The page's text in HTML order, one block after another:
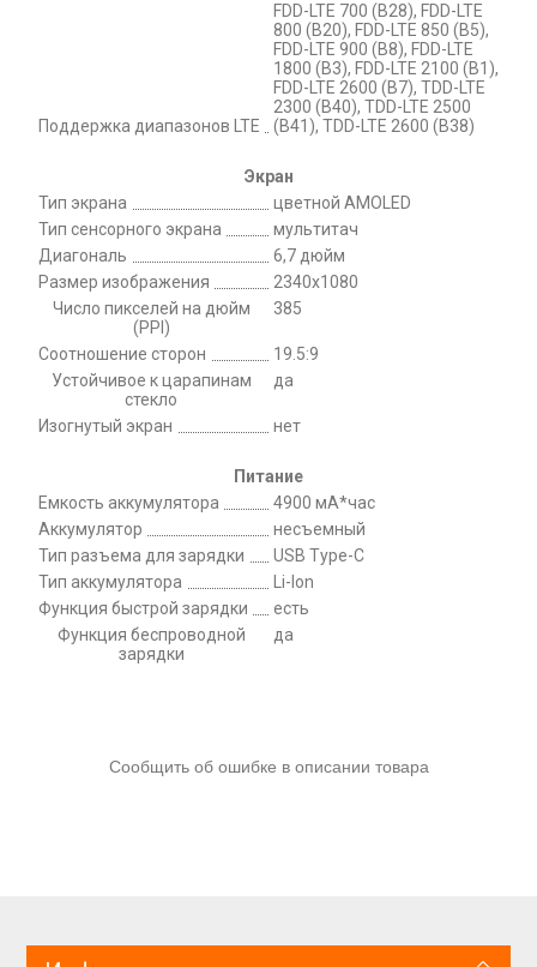
Поддержка диапазонов LTE
FDD-LTE 700 (B28), FDD-LTE
800 (B20), FDD-LTE 850 (B5),
FDD-LTE 900 (B8), FDD-LTE
1800 (B3), FDD-LTE 2100 (B1),
FDD-LTE 2600 (B7), TDD-LTE
2300 (B40), TDD-LTE 2500
(B41), TDD-LTE 2600 (B38)
Экран
Тип экрана
цветной AMOLED
Тип сенсорного экрана
мультитач
Диагональ
6,7 дюйм
Размер изображения
2340x1080
Число пикселей на дюйм
(PPI)
385
Соотношение сторон
19.5:9
Устойчивое к царапинам
стекло
да
Изогнутый экран нет
Питание
Емкость аккумулятора
4900 мА*час
Аккумулятор
несъемный
Тип разъема для зарядки
USB Type-C
Тип аккумулятора
Li-Ion
Функция быстрой зарядки
есть
Функция беспроводной
зарядки
да
Сообщить об ошибке в описании товара